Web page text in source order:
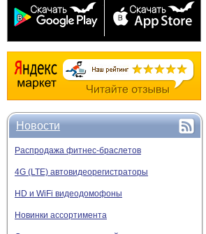
Новости
Распродажа фитнес-браслетов
4G (LTE) автовидеорегистраторы
HD и WiFi видеодомофоны
Новинки ассортимента